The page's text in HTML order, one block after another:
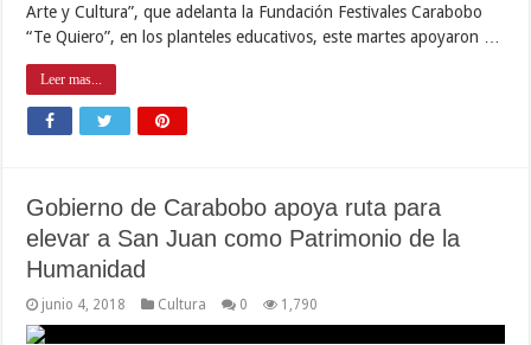
Arte y Cultura”, que adelanta la Fundación Festivales Carabobo
“Te Quiero”, en los planteles educativos, este martes apoyaron …
Leer mas...
Gobierno de Carabobo apoya ruta para
elevar a San Juan como Patrimonio de la
Humanidad
junio 4, 2018 Cultura 0 1,790